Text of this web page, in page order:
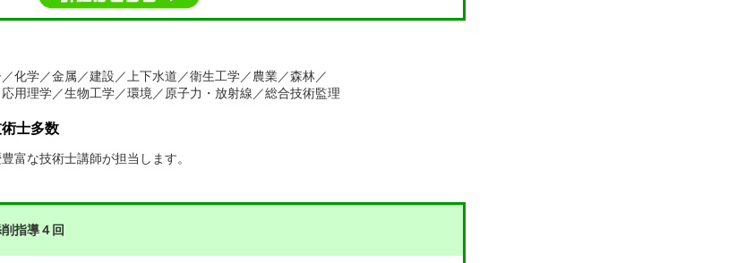
化学／金属／建設／上下水道／衛生工学／農業／森林／
用理学／生物工学／環境／原子力・放射線／総合技術監理
術士多数
富な技術士講師が担当します。
指導４回